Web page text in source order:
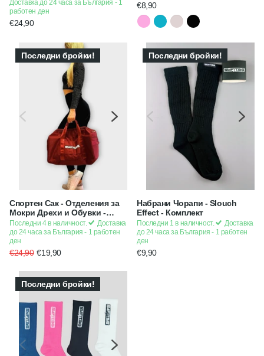
Доставка до 24 часа за България - 1
работен ден
€24,90
€8,90
Последни бройки!
Спортен Сак - Отделения за
Мокри Дрехи и Обувки -
Червен
Последни 4 в наличност.
Доставка
до 24 часа за България - 1 работен
ден
€24,90 €19,90
Последни бройки!
Набрани Чорапи - Slouch
Effect - Комплект
Последни 1 в наличност.
Доставка
до 24 часа за България - 1 работен
ден
€9,90
Последни бройки!